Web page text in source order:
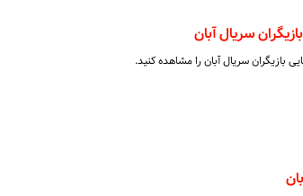
سریال آبان
بازیگران سریال آبان را مشاهده کنید.